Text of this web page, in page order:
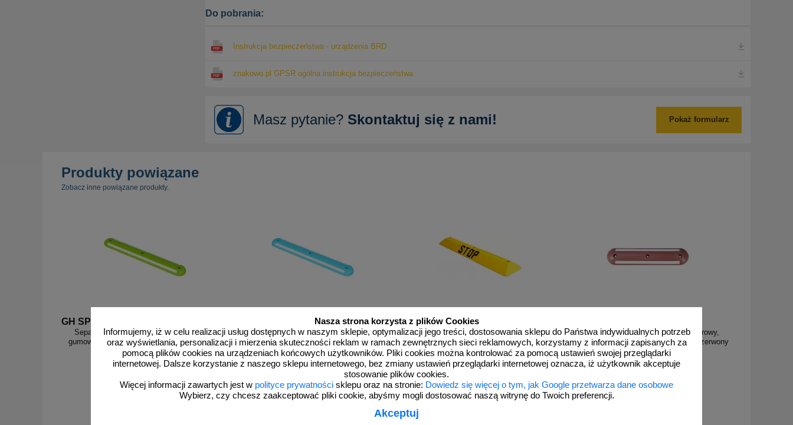
Nasza strona korzysta z plików Cookies
Informujemy, iż w celu realizacji usług dostępnych w naszym sklepie, optymalizacji jego treści, dostosowania sklepu do Państwa indywidualnych potrzeb
oraz wyświetlania, personalizacji i mierzenia skuteczności reklam w ramach zewnętrznych sieci reklamowych, korzystamy z informacji zapisanych za
pomocą plików cookies na urządzeniach końcowych użytkowników. Pliki cookies można kontrolować za pomocą ustawień swojej przeglądarki
internetowej. Dalsze korzystanie z naszego sklepu internetowego, bez zmiany ustawień przeglądarki internetowej oznacza, iż użytkownik akceptuje
stosowanie plików cookies.
Więcej informacji zawartych jest w polityce prywatności sklepu oraz na stronie: Dowiedz się więcej o tym, jak Google przetwarza dane osobowe
Wybierz, czy chcesz zaakceptować pliki cookie, abyśmy mogli dostosować naszą witrynę do Twoich preferencji.
Akceptuj
Do pobrania:
Instrukcja bezpieczeństwa - urządzenia BRD
znakowo.pl GPSR ogólna instrukcja bezpieczeństwa
Masz pytanie? Skontaktuj się z nami! Pokaż formularz
Produkty powiązane
Zobacz inne powiązane produkty.
GH SP/120/z
Separator drogowy parkingowy, rowerowy,
gumowy, odblaskowy, 120x15x4,5cm zielony
Separator drogowy parkingowy, rowerowy,
gumowy, odblaskowy, 120x15x4,5cm niebieski
O SP żółty
Separator, ogranicznik odbojnik parkingowy Stop
90x20x6,5 cm - PCV, żółty
Separator drogowy parkingowy, rowerowy,
gumowy, odblaskowy, 120x15x4,5cm czerwony